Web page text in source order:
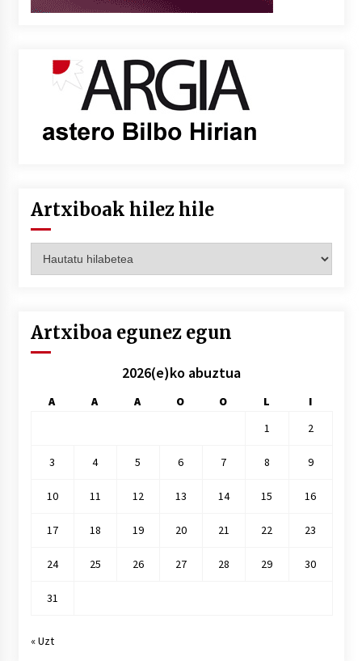
Artxiboak hilez hile
hilez
Artxiboa egunez egun
2026(e)ko abuztua
A A A O O L
I
1
2
3 4 5 6 7 8 9
10 11 12 13 14 15 16
17 18 19 20 21 22 23
24 25 26 27 28 29 30
31
« Uzt